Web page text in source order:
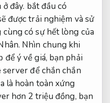
đây. bắt đầu có
được trải nghiệm và sử
có sự hết lòng của
Nhìn chung khi
để ý về giá, bạn phải
để chắn chắn
là hoàn toàn xứng
hơn 2 triệu đồng, bạn